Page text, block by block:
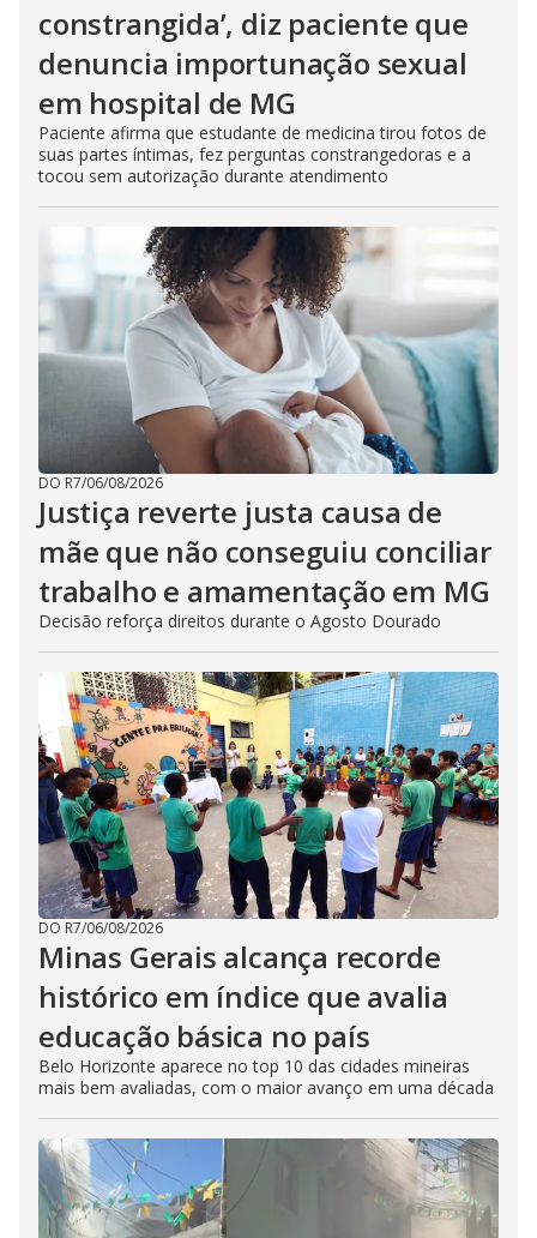
constrangida’, diz paciente que
denuncia importunação sexual
em hospital de MG
Paciente afirma que estudante de medicina tirou fotos de
suas partes íntimas, fez perguntas constrangedoras e a
tocou sem autorização durante atendimento
DO R7/06/08/2026
Justiça reverte justa causa de
mãe que não conseguiu conciliar
trabalho e amamentação em MG
Decisão reforça direitos durante o Agosto Dourado
DO R7/06/08/2026
Minas Gerais alcança recorde
histórico em índice que avalia
educação básica no país
Belo Horizonte aparece no top 10 das cidades mineiras
mais bem avaliadas, com o maior avanço em uma década